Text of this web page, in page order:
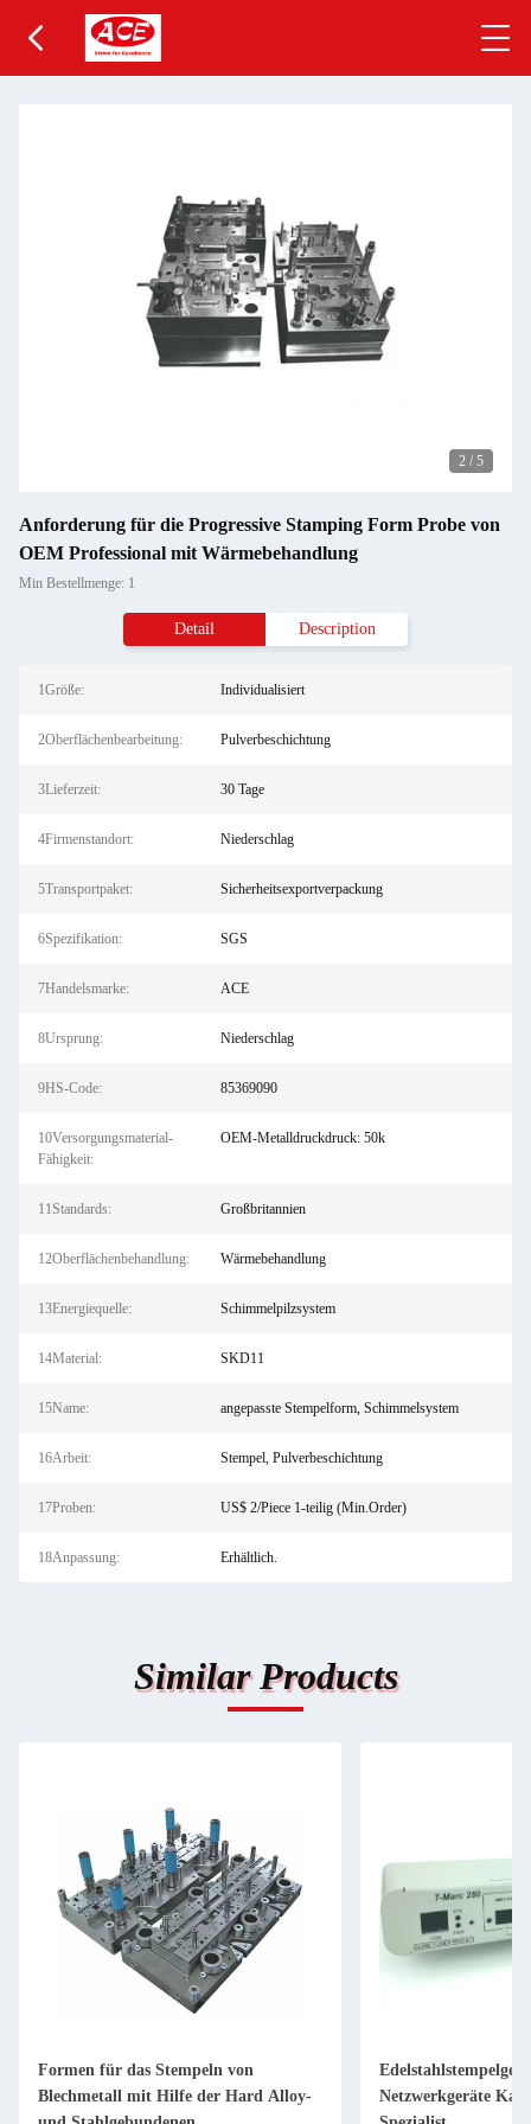
2 / 5
Anforderung für die Progressive Stamping Form Probe von
OEM Professional mit Wärmebehandlung
Min Bestellmenge: 1
Detail Description
1Größe: Individualisiert
2Oberflächenbearbeitung: Pulverbeschichtung
3Lieferzeit: 30 Tage
4Firmenstandort: Niederschlag
5Transportpaket: Sicherheitsexportverpackung
6Spezifikation: SGS
7Handelsmarke: ACE
8Ursprung: Niederschlag
9HS-Code: 85369090
10Versorgungsmaterial-
Fähigkeit:
OEM-Metalldruckdruck: 50k
11Standards: Großbritannien
12Oberflächenbehandlung: Wärmebehandlung
13Energiequelle: Schimmelpilzsystem
14Material: SKD11
15Name: angepasste Stempelform, Schimmelsystem
16Arbeit: Stempel, Pulverbeschichtung
17Proben: US$ 2/Piece 1-teilig (Min.Order)
18Anpassung: Erhältlich.
Similar Products
Formen für das Stempeln von
Blechmetall mit Hilfe der Hard Alloy-
Netzwerkgeräte